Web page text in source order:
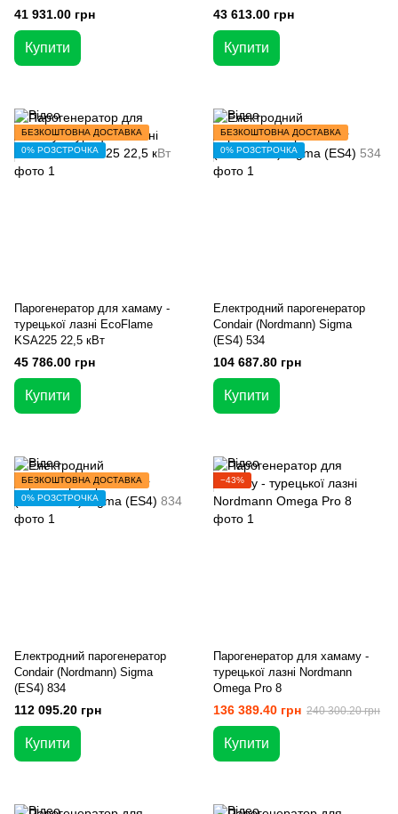
41 931.00 грн
Купити
43 613.00 грн
Купити
БЕЗКОШТОВНА ДОСТАВКА
0% РОЗСТРОЧКА
Парогенератор для хамаму -
турецької лазні EcoFlame
KSA225 22,5 кВт
45 786.00 грн
Купити
БЕЗКОШТОВНА ДОСТАВКА
0% РОЗСТРОЧКА
Електродний парогенератор
Condair (Nordmann) Sigma
(ES4) 534
104 687.80 грн
Купити
БЕЗКОШТОВНА ДОСТАВКА
0% РОЗСТРОЧКА
Електродний парогенератор
Condair (Nordmann) Sigma
(ES4) 834
112 095.20 грн
Купити
−43%
Парогенератор для хамаму -
турецької лазні Nordmann
Omega Pro 8
136 389.40 грн 240 300.20 грн
Купити